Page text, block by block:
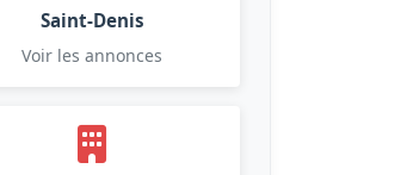
Saint-Denis
Voir les annonces